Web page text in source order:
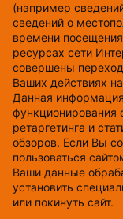
01.08.2017
Гарнитуры для
продажу!
(например
сведений о
времени
ресурсах сети
совершены
Ваших действиях
Данная
функционирования
ретаргетинга и
обзоров. Если Вы
пользоваться
Ваши данные
установить
или покинуть сайт.